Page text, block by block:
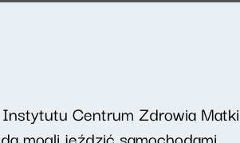
Centrum Zdrowia